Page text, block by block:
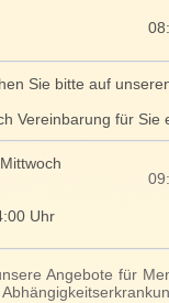
Sie bitte auf
Vereinbarung für Sie
Uhr
Angebote für